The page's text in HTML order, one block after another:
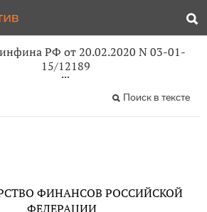
РФ от 20.02.2020 N 03-01-
15/12189
Поиск в тексте
ФИНАНСОВ РОССИЙСКОЙ
ФЕДЕРАЦИИ